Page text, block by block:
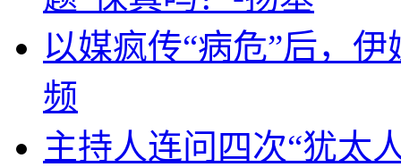
以媒疯传“病危”后，
频
主持人连问四次“犹太